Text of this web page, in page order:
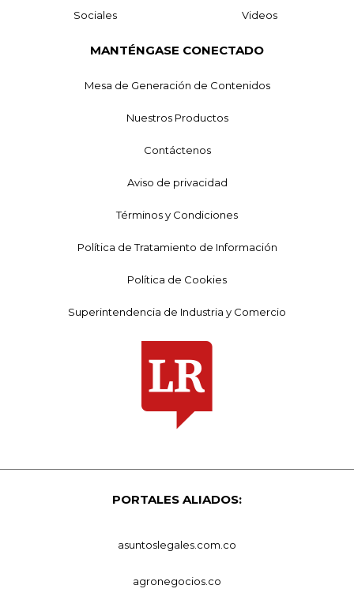
Sociales Videos
MANTÉNGASE CONECTADO
Mesa de Generación de Contenidos
Nuestros Productos
Contáctenos
Aviso de privacidad
Términos y Condiciones
Política de Tratamiento de Información
Política de Cookies
Superintendencia de Industria y Comercio
PORTALES ALIADOS:
asuntoslegales.com.co
agronegocios.co